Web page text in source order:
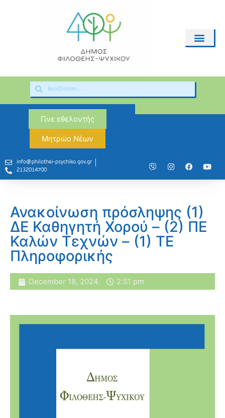
Γίνε εθελοντής
Μητρώο Νέων
info@philothei-psychiko.gov.gr
2132014700
Ανακοίνωση πρόσληψης (1)
ΔΕ Καθηγητή Χορού – (2) ΠΕ
Καλών Τεχνών – (1) ΤΕ
Πληροφορικής
December 18, 2024 2:51 pm